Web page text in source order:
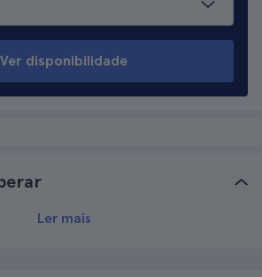
Ver disponibilidade
Ler mais